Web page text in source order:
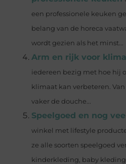
een professionele keuken
belang van de horeca
wordt gezien als het minst...
Arm en rijk voor
iedereen bezig met hoe hij
klimaat kan verbeteren.
vaker de douche...
Speelgoed en nog
winkel met lifestyle
ze alle soorten speelgoed
kinderkleding, baby